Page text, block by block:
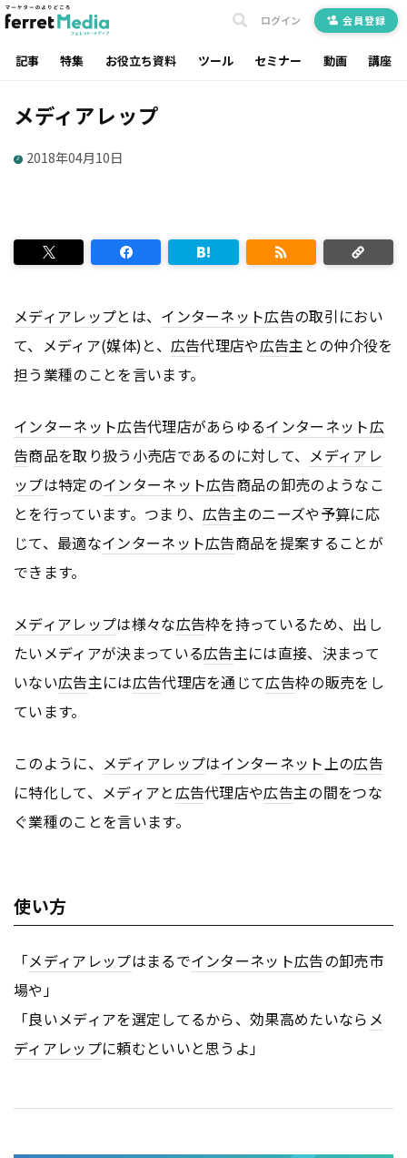
記事 特集 お役立ち資料 ツール セミナー 動画 講座
ログイン 会員登録
メディアレップ
2018年04月10日
メディアレップとは、 インターネット広告の取引におい
て、メディア(媒体)と、 広告代理店や広告主との仲介役を
担う業種のことを言います。
インターネット広告代理店があらゆるインターネット広
告商品を取り扱う小売店であるのに対して、 メディアレ
ップは特定のインターネット広告商品の卸売のようなこ
とを行っています。つまり、広告主のニーズや予算に応
じて、最適なインターネット広告商品を提案することが
できます。
メディアレップは様々な広告枠を持っているため、出し
たいメディアが決まっている広告主には直接、決まって
いない広告主には広告代理店を通じて広告枠の販売をし
ています。
このように、 メディアレップはインターネット上の広告
に特化して、メディアと広告代理店や広告主の間をつな
ぐ業種のことを言います。
使い方
「メディアレップはまるでインターネット広告の卸売市
場や」
「良いメディアを選定してるから、効果高めたいなら メ
ディアレップに頼むといいと思うよ」